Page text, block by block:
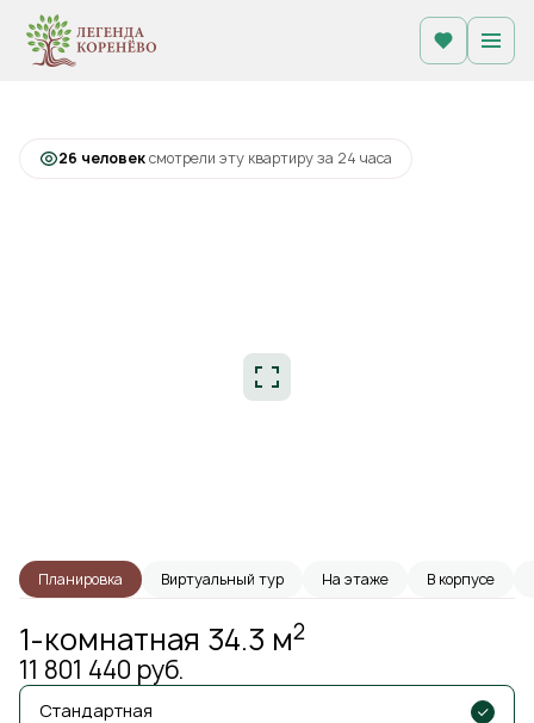
1-комнатная34.3 м 11 801 440 руб.
Ипотекаот 50 619 руб.
26 человексмотрели эту квартиру за 24 часа
Планировка Виртуальный тур На этаже В корпусе
1-комнатная 34.3 м2
11 801 440 руб.
Стандартная